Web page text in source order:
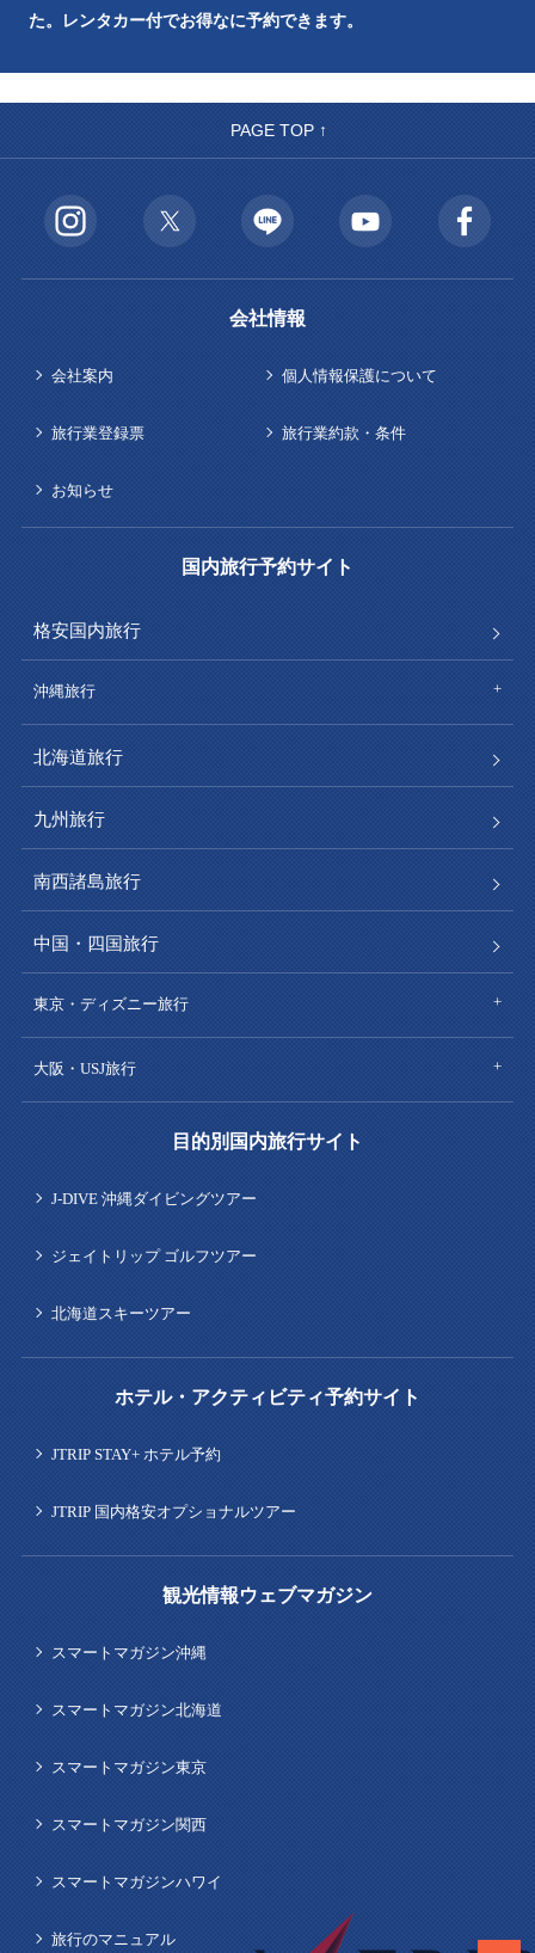
た。レンタカー付でお得なに予約できます。
PAGE TOP ↑
会社情報
会社案内 個人情報保護について
旅行業登録票 旅行業約款・条件
お知らせ
国内旅行予約サイト
格安国内旅行
沖縄旅行
北海道旅行
九州旅行
南西諸島旅行
中国・四国旅行
東京・ディズニー旅行
大阪・USJ旅行
目的別国内旅行サイト
J-DIVE 沖縄ダイビングツアー
ジェイトリップ ゴルフツアー
北海道スキーツアー
ホテル・アクティビティ予約サイト
JTRIP STAY+ ホテル予約
JTRIP 国内格安オプショナルツアー
観光情報ウェブマガジン
スマートマガジン沖縄
スマートマガジン北海道
スマートマガジン東京
スマートマガジン関西
スマートマガジンハワイ
旅行のマニュアル